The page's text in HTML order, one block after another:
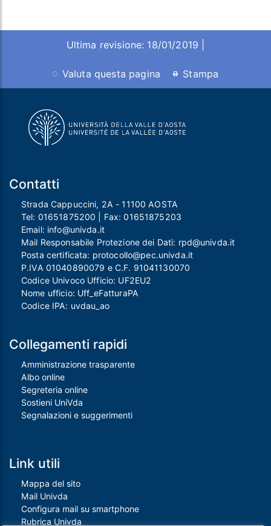
Ultima revisione: 18/01/2019 |
Valuta questa pagina Stampa
Contatti
Strada Cappuccini, 2A - 11100 AOSTA
Tel: 01651875200 | Fax:01651875203
Email: info@univda.it
Mail Responsabile Protezione dei Dati: rpd@univda.it
Posta certificata: protocollo@pec.univda.it
P.IVA 01040890079 e C.F. 91041130070
Codice Univoco Ufficio: UF2EU2
Nome ufficio: Uff_eFatturaPA
Codice IPA: uvdau_ao
Collegamenti rapidi
Amministrazione trasparente
Albo online
Segreteria online
Sostieni UniVda
Segnalazioni e suggerimenti
Link utili
Mappa del sito
Mail Univda
Configura mail su smartphone
Rubrica Univda